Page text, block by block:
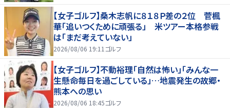
【女子ゴルフ】桑木志帆に８１８Ｐ差の２位 菅楓
華「追いつくために頑張る」 米ツアー本格参戦
は「まだ考えていない」
2026/08/06 19:11 ゴルフ
【女子ゴルフ】不動裕理「自然は怖い」「みんな一
生懸命毎日を過ごしている」…地震発生の故郷・
熊本への思い
2026/08/06 18:45ゴルフ